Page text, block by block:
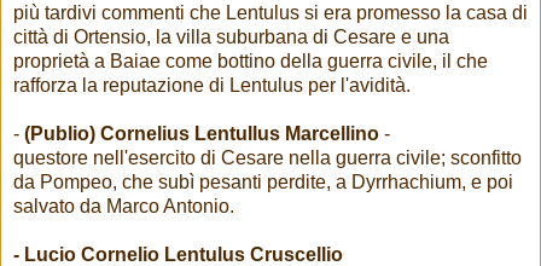
più tardivi commenti che Lentulus si era promesso la casa di
città di Ortensio, la villa suburbana di Cesare e una
proprietà a Baiae come bottino della guerra civile, il che
rafforza la reputazione di Lentulus per l'avidità.
- (Publio) Cornelius Lentullus Marcellino -
questore nell'esercito di Cesare nella guerra civile; sconfitto
da Pompeo, che subì pesanti perdite, a Dyrrhachium, e poi
salvato da Marco Antonio.
- Lucio Cornelio Lentulus Cruscellio